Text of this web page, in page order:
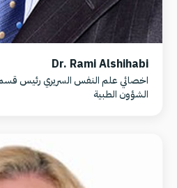
Dr. Rami Alshihabi
اخصائي علم النفس السريري رئيس قسم
الشؤون الطبية